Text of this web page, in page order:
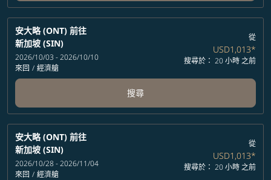
安大略 (ONT) 前往
新加坡 (SIN)
2026/10/03 - 2026/10/10
來回 / 經濟艙
從
USD1,013*
搜尋於： 20 小時 之前
搜尋
安大略 (ONT) 前往
新加坡 (SIN)
2026/10/28 - 2026/11/04
來回 / 經濟艙
從
USD1,013*
搜尋於： 20 小時 之前